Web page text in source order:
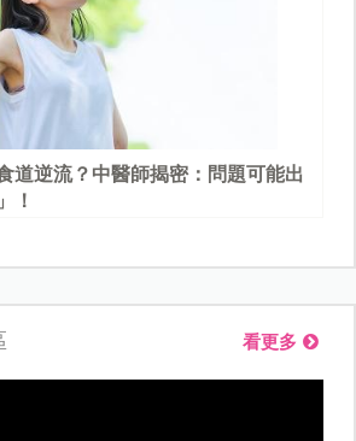
道逆流？中醫師揭密：問題可能出
！
看更多